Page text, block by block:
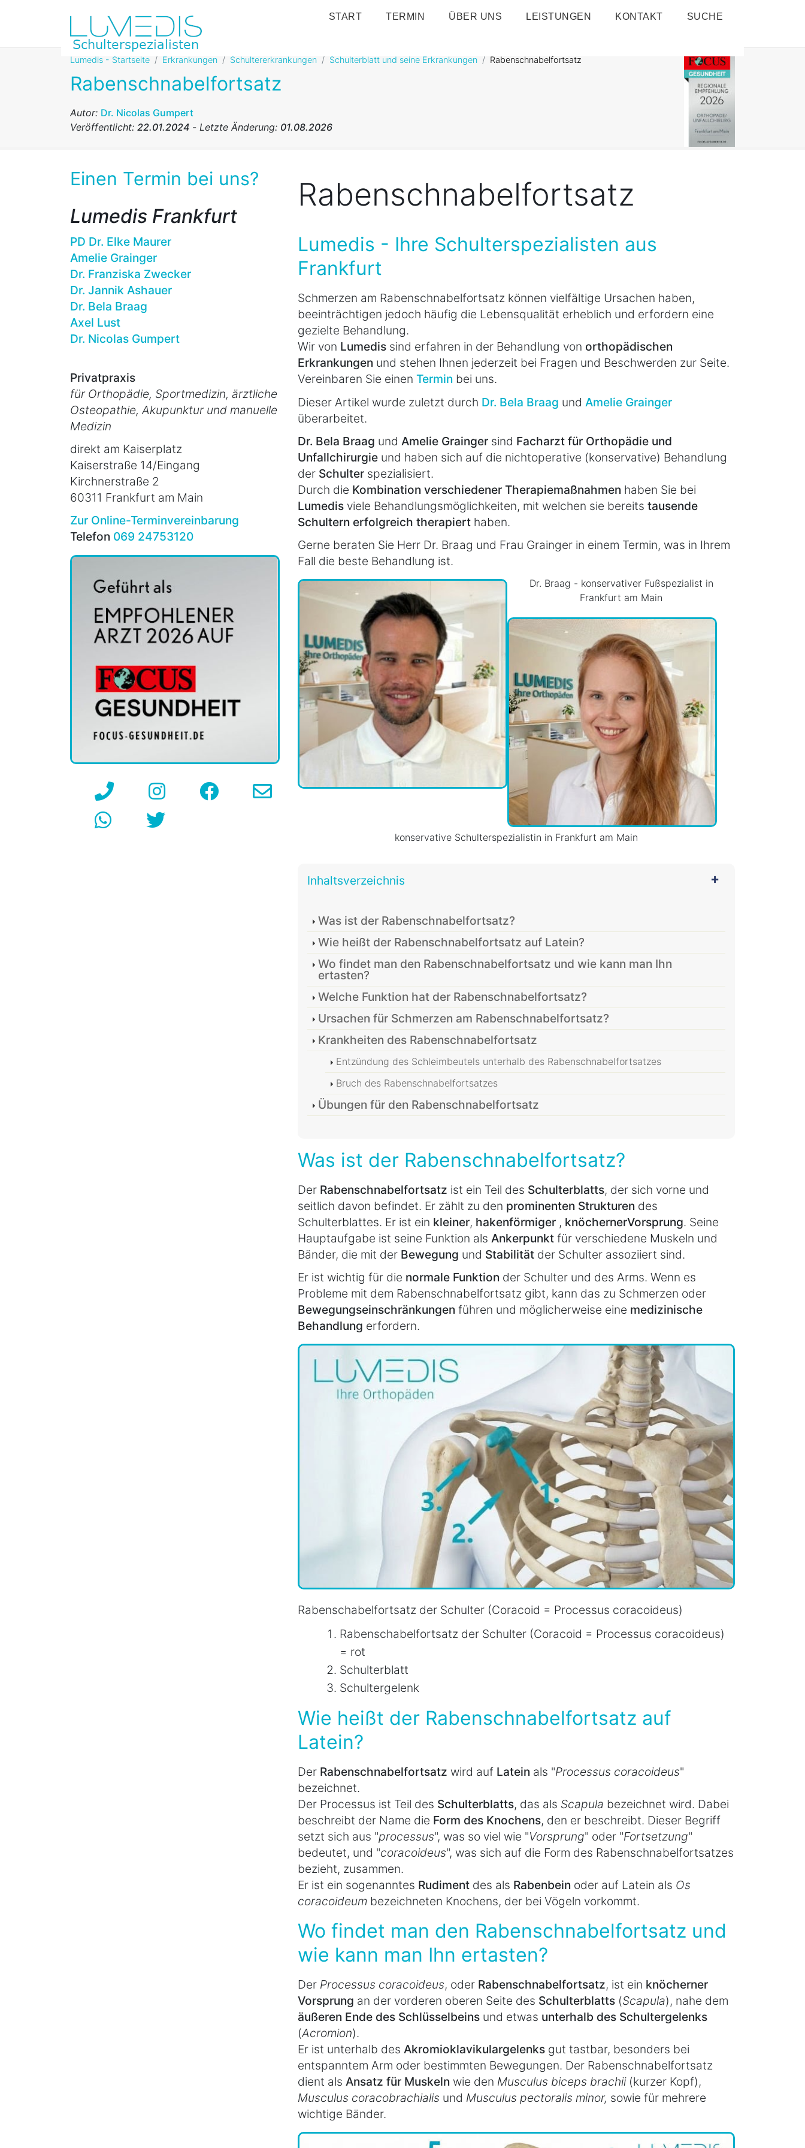
START TERMIN ÜBER UNS LEISTUNGEN KONTAKT SUCHE
Lumedis - Startseite Erkrankungen Schultererkrankungen Schulterblatt und seine Erkrankungen Rabenschnabelfortsatz
Rabenschnabelfortsatz
Autor: Dr. Nicolas Gumpert
Veröffentlicht: 22.01.2024 - Letzte Änderung: 01.08.2026
Einen Termin bei uns?
Lumedis Frankfurt
PD Dr. Elke Maurer
Amelie Grainger
Dr. Franziska Zwecker
Dr. Jannik Ashauer
Dr. Bela Braag
Axel Lust
Dr. Nicolas Gumpert
Privatpraxis
für Orthopädie, Sportmedizin, ärztliche
Osteopathie, Akupunktur und manuelle
Medizin
direkt am Kaiserplatz
Kaiserstraße 14/Eingang
Kirchnerstraße 2
60311 Frankfurt am Main
Zur Online-Terminvereinbarung
Telefon 069 24753120
Rabenschnabelfortsatz
Lumedis - Ihre Schulterspezialisten aus
Frankfurt
Schmerzen am Rabenschnabelfortsatz können vielfältige Ursachen haben,
beeinträchtigen jedoch häufig die Lebensqualität erheblich und erfordern eine
gezielte Behandlung.
Wir von Lumedis sind erfahren in der Behandlung von orthopädischen
Erkrankungen und stehen Ihnen jederzeit bei Fragen und Beschwerden zur Seite.
Vereinbaren Sie einen Termin bei uns.
Dieser Artikel wurde zuletzt durch Dr. Bela Braag und Amelie Grainger
überarbeitet.
Dr. Bela Braag und Amelie Grainger sind Facharzt für Orthopädie und
Unfallchirurgie und haben sich auf die nichtoperative (konservative) Behandlung
der Schulter spezialisiert.
Durch die Kombination verschiedener Therapiemaßnahmen haben Sie bei
Lumedis viele Behandlungsmöglichkeiten, mit welchen sie bereits tausende
Schultern erfolgreich therapiert haben.
Gerne beraten Sie Herr Dr. Braag und Frau Grainger in einem Termin, was in Ihrem
Fall die beste Behandlung ist.
Dr. Braag - konservativer Fußspezialist in
Frankfurt am Main
konservative Schulterspezialistin in Frankfurt am Main
Inhaltsverzeichnis
Was ist der Rabenschnabelfortsatz?
Wie heißt der Rabenschnabelfortsatz auf Latein?
Wo findet man den Rabenschnabelfortsatz und wie kann man Ihn
ertasten?
Welche Funktion hat der Rabenschnabelfortsatz?
Ursachen für Schmerzen am Rabenschnabelfortsatz?
Krankheiten des Rabenschnabelfortsatz
Entzündung des Schleimbeutels unterhalb des Rabenschnabelfortsatzes
Bruch des Rabenschnabelfortsatzes
Übungen für den Rabenschnabelfortsatz
Was ist der Rabenschnabelfortsatz?
Der Rabenschnabelfortsatz ist ein Teil des Schulterblatts, der sich vorne und
seitlich davon befindet. Er zählt zu den prominenten Strukturen des
Schulterblattes. Er ist ein kleiner, hakenförmiger , knöchernerVorsprung. Seine
Hauptaufgabe ist seine Funktion als Ankerpunkt für verschiedene Muskeln und
Bänder, die mit der Bewegung und Stabilität der Schulter assoziiert sind.
Er ist wichtig für die normale Funktion der Schulter und des Arms. Wenn es
Probleme mit dem Rabenschnabelfortsatz gibt, kann das zu Schmerzen oder
Bewegungseinschränkungen führen und möglicherweise eine medizinische
Behandlung erfordern.
Rabenschabelfortsatz der Schulter (Coracoid = Processus coracoideus)
Rabenschabelfortsatz der Schulter (Coracoid = Processus coracoideus)
= rot
Schulterblatt
Schultergelenk
Wie heißt der Rabenschnabelfortsatz auf
Latein?
Der Rabenschnabelfortsatz wird auf Latein als "Processus coracoideus"
bezeichnet.
Der Processus ist Teil des Schulterblatts, das als Scapula bezeichnet wird. Dabei
beschreibt der Name die Form des Knochens, den er beschreibt. Dieser Begriff
setzt sich aus "processus", was so viel wie "Vorsprung" oder "Fortsetzung"
bedeutet, und "coracoideus", was sich auf die Form des Rabenschnabelfortsatzes
bezieht, zusammen.
Er ist ein sogenanntes Rudiment des als Rabenbein oder auf Latein als Os
coracoideum bezeichneten Knochens, der bei Vögeln vorkommt.
Wo findet man den Rabenschnabelfortsatz und
wie kann man Ihn ertasten?
Der Processus coracoideus, oder Rabenschnabelfortsatz, ist ein knöcherner
Vorsprung an der vorderen oberen Seite des Schulterblatts (Scapula), nahe dem
äußeren Ende des Schlüsselbeins und etwas unterhalb des Schultergelenks
(Acromion).
Er ist unterhalb des Akromioklavikulargelenks gut tastbar, besonders bei
entspanntem Arm oder bestimmten Bewegungen. Der Rabenschnabelfortsatz
dient als Ansatz für Muskeln wie den Musculus biceps brachii (kurzer Kopf),
Musculus coracobrachialis und Musculus pectoralis minor, sowie für mehrere
wichtige Bänder.